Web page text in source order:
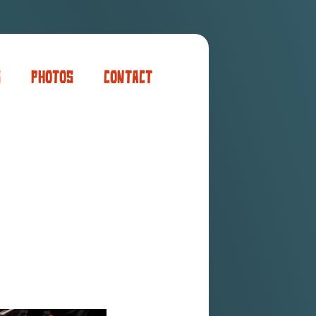
Photos Contact